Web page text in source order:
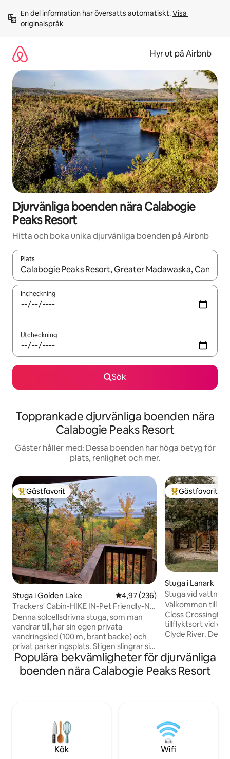
innehåll
En del information har översatts automatiskt. Visa
originalspråk
Hyr ut på Airbnb
Djurvänliga boenden nära Calabogie
Peaks Resort
Hitta och boka unika djurvänliga boenden på Airbnb
Plats
När resultaten är tillgängliga kan du navigera med upp- och
Incheckning
Utcheckning
Sök
Topprankade djurvänliga boenden nära
Calabogie Peaks Resort
Gäster håller med: Dessa boenden har höga betyg för
plats, renlighet och mer.
Populär gästfavorit
Gästfavorit
Stuga i Golden Lake 4,97 av 5 i genomsnittligt
4,97 (236)
Trackers' Cabin-HIKE IN-Pet Friendly-No
Neighbours
Denna solcellsdrivna stuga, som man
vandrar till, har sin egen privata
vandringsled (100 m, brant backe) och
privat parkeringsplats. Stigen slingrar sig
upp till din privata utsikt över Golden
Lake. Du kommer att känna dig
undangömd på denna mysiga plats
queen-säng, grill, täckt altan,
picknickbord och eldgrop. VILL DU INTE
BÄRA EN KYLBOX UPPFÖR EN BACKE?
Se vår webbplats för paket: Utrustning,
Populär
Gästfavorit
Stuga i Lanark
Stuga vid vattnet
bubbelpool
Välkommen till
Closs Crossing! Fly till en privat
tillflyktsort vid
Clyde River.
sovrum med ett
beläget på en
vatten på tre sidor. Njut av
slappna av under
bubbelpoolen.
blandningen av
väntar.
Populära bekvämligheter för djurvänliga
boenden nära Calabogie Peaks Resort
Kök Wifi